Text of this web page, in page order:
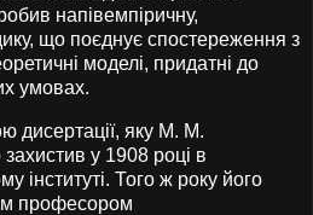
напівемпіричну,
що поєднує спостереження з
моделі, придатні до
умовах.
дисертації, яку М. М.
у 1908 році в
інституті. Того ж року його
професором